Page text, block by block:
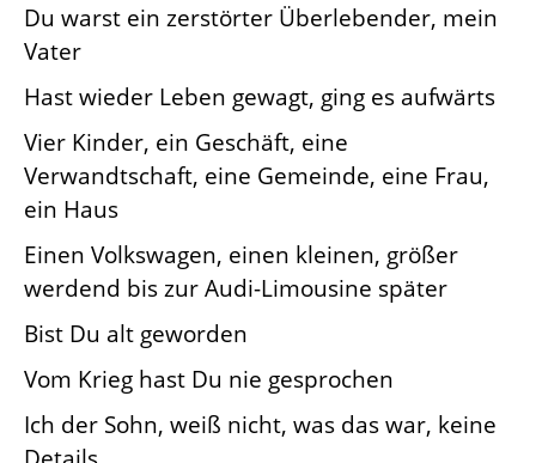
Du warst ein zerstörter Überlebender, mein
Vater
Hast wieder Leben gewagt, ging es aufwärts
Vier Kinder, ein Geschäft, eine
Verwandtschaft, eine Gemeinde, eine Frau,
ein Haus
Einen Volkswagen, einen kleinen, größer
werdend bis zur Audi-Limousine später
Bist Du alt geworden
Vom Krieg hast Du nie gesprochen
Ich der Sohn, weiß nicht, was das war, keine